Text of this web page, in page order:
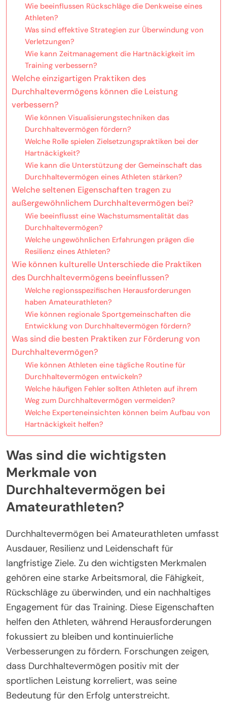
Wie beeinflussen Rückschläge die Denkweise eines
Athleten?
Was sind effektive Strategien zur Überwindung von
Verletzungen?
Wie kann Zeitmanagement die Hartnäckigkeit im
Training verbessern?
Welche einzigartigen Praktiken des
Durchhaltevermögens können die Leistung
verbessern?
Wie können Visualisierungstechniken das
Durchhaltevermögen fördern?
Welche Rolle spielen Zielsetzungspraktiken bei der
Hartnäckigkeit?
Wie kann die Unterstützung der Gemeinschaft das
Durchhaltevermögen eines Athleten stärken?
Welche seltenen Eigenschaften tragen zu
außergewöhnlichem Durchhaltevermögen bei?
Wie beeinflusst eine Wachstumsmentalität das
Durchhaltevermögen?
Welche ungewöhnlichen Erfahrungen prägen die
Resilienz eines Athleten?
Wie können kulturelle Unterschiede die Praktiken
des Durchhaltevermögens beeinflussen?
Welche regionsspezifischen Herausforderungen
haben Amateurathleten?
Wie können regionale Sportgemeinschaften die
Entwicklung von Durchhaltevermögen fördern?
Was sind die besten Praktiken zur Förderung von
Durchhaltevermögen?
Wie können Athleten eine tägliche Routine für
Durchhaltevermögen entwickeln?
Welche häufigen Fehler sollten Athleten auf ihrem
Weg zum Durchhaltevermögen vermeiden?
Welche Experteneinsichten können beim Aufbau von
Hartnäckigkeit helfen?
Was sind die wichtigsten
Merkmale von
Durchhaltevermögen bei
Amateurathleten?
Durchhaltevermögen bei Amateurathleten umfasst
Ausdauer, Resilienz und Leidenschaft für
langfristige Ziele. Zu den wichtigsten Merkmalen
gehören eine starke Arbeitsmoral, die Fähigkeit,
Rückschläge zu überwinden, und ein nachhaltiges
Engagement für das Training. Diese Eigenschaften
helfen den Athleten, während Herausforderungen
fokussiert zu bleiben und kontinuierliche
Verbesserungen zu fördern. Forschungen zeigen,
dass Durchhaltevermögen positiv mit der
sportlichen Leistung korreliert, was seine
Bedeutung für den Erfolg unterstreicht.